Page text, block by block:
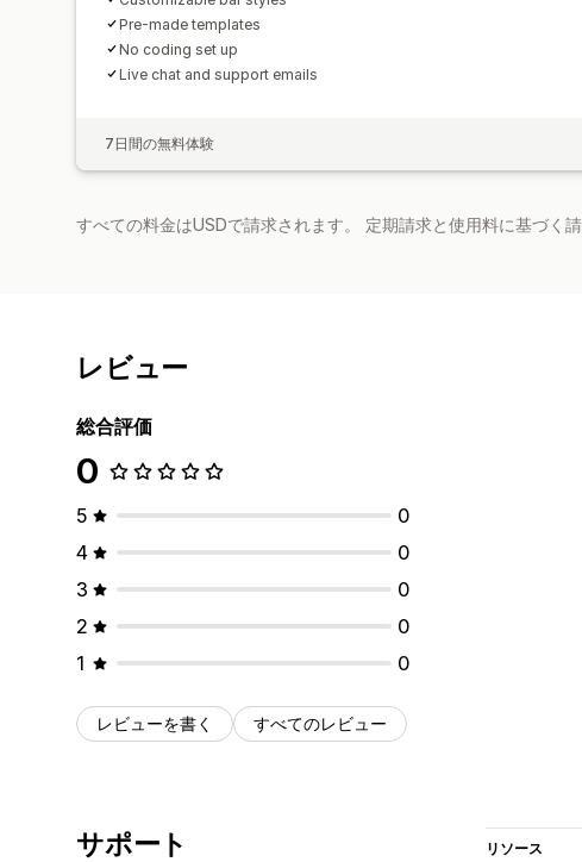
Pre-made templates
No coding set up
Live chat and support emails
7日間の無料体験
すべての料金はUSDで請求されます。 定期請求と使用料に基づく
レビュー
総合評価
0
5
0
4
0
3
0
2
0
1
0
レビューを書く すべてのレビュー
サポート リソース